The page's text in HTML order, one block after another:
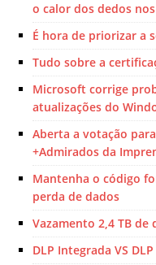
o calor dos dedos
É hora de priorizar a
Tudo sobre a
Microsoft corrige
atualizações do
Aberta a votação
+Admirados da
Mantenha o código
perda de dados
Vazamento 2,4 TB
DLP Integrada VS